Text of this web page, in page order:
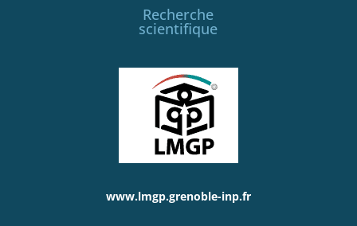
Recherche
scientifique
www.lmgp.grenoble-inp.fr